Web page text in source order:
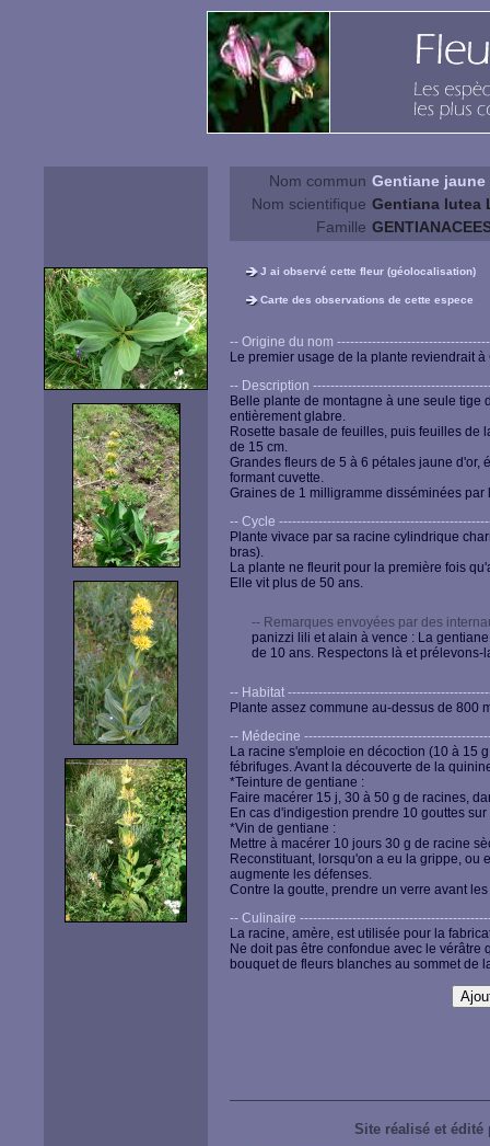
Nom commun Gentiane
Nom scientifique Gentiana lutea
Famille
J ai observé cette fleur (géolocalisation)
Carte des observations de cette espece
-- Origine du nom
Le premier usage de la plante reviendrait
-- Description
Belle plante de montagne à une seule tige
entièrement glabre.
Rosette basale de feuilles, puis feuilles de
de 15 cm.
Grandes fleurs de 5 à 6 pétales jaune
formant cuvette.
Graines de 1 milligramme disséminées par
-- Cycle
Plante vivace par sa racine cylindrique
bras).
La plante ne fleurit pour la première fois
Elle vit plus de 50 ans.
-- Remarques envoyées par des
panizzi lili et alain à vence : La
de 10 ans. Respectons là et
-- Habitat
Plante assez commune au-dessus de 800
-- Médecine
La racine s'emploie en décoction (10 à 15
fébrifuges. Avant la découverte de la
*Teinture de gentiane :
Faire macérer 15 j, 30 à 50 g de racines,
En cas d'indigestion prendre 10 gouttes
*Vin de gentiane :
Mettre à macérer 10 jours 30 g de racine
Reconstituant, lorsqu'on a eu la grippe, ou
augmente les défenses.
Contre la goutte, prendre un verre avant
-- Culinaire
La racine, amère, est utilisée pour la
Ne doit pas être confondue avec le
bouquet de fleurs blanches au sommet de
Site réalisé et édité